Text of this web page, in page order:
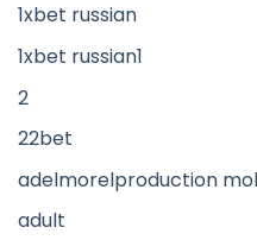
1xbet russian
1xbet russian1
2
22bet
adelmorelproduction
adult